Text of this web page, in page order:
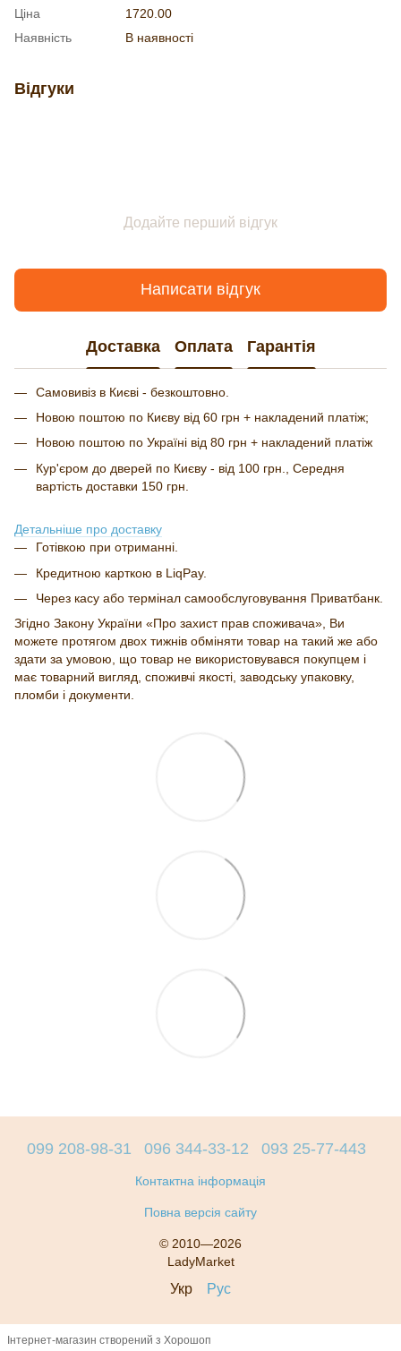
Ціна
1720.00
Наявність
В наявності
Відгуки
Додайте перший відгук
Написати відгук
Доставка Оплата Гарантія
Самовивіз в Києві - безкоштовно.
Новою поштою по Києву від 60 грн + накладений платіж;
Новою поштою по Україні від 80 грн + накладений платіж
Кур'єром до дверей по Києву - від 100 грн., Середня
вартість доставки 150 грн.
Детальніше про доставку
Готівкою при отриманні.
Кредитною карткою в LiqPay.
Через касу або термінал самообслуговування Приватбанк.
Згідно Закону України «Про захист прав споживача», Ви
можете протягом двох тижнів обміняти товар на такий же або
здати за умовою, що товар не використовувався покупцем і
має товарний вигляд, споживчі якості, заводську упаковку,
пломби і документи.
099 208-98-31 096 344-33-12 093 25-77-443
Контактна інформація
Повна версія сайту
© 2010—2026
LadyMarket
Укр Рус
Інтернет-магазин створений з Хорошоп